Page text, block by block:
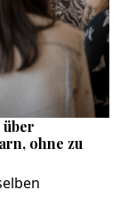
ohne zu